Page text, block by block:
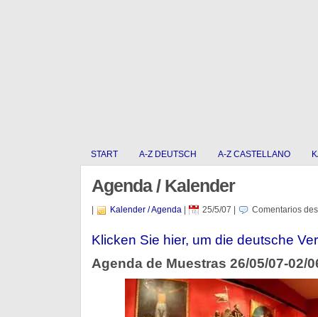
START A-Z DEUTSCH A-Z CASTELLANO
Agenda / Kalender
Kalender / Agenda| 25/5/07 Comentarios
Klicken Sie hier, um die deutsche
Agenda de Muestras 26/05/07-02/